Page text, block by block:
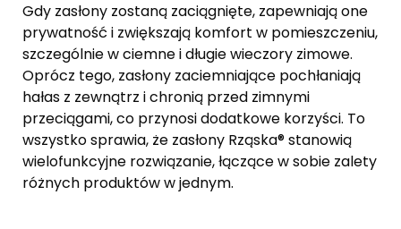
Gdy zasłony zostaną zaciągnięte, zapewniają one
prywatność i zwiększają komfort w pomieszczeniu,
szczególnie w ciemne i długie wieczory zimowe.
Oprócz tego, zasłony zaciemniające pochłaniają
hałas z zewnątrz i chronią przed zimnymi
przeciągami, co przynosi dodatkowe korzyści. To
wszystko sprawia, że zasłony Rząska® stanowią
wielofunkcyjne rozwiązanie, łączące w sobie zalety
różnych produktów w jednym.